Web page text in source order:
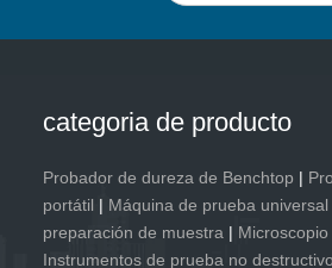
categoria de producto
Probador de dureza de Benchtop |
portátil | Máquina de prueba universal
preparación de muestra |
Instrumentos de prueba no